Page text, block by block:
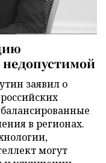
заявил о
в регионах.
могут